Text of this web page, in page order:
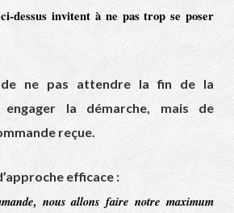
dessus invitent à ne pas trop se poser
ne pas attendre la fin de la
la démarche, mais de
reçue.
efficace :
nous allons faire notre maximum